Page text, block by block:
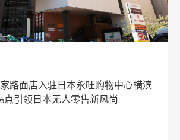
路面店入驻日本永旺购物中心横滨
点引领日本无人零售新风尚